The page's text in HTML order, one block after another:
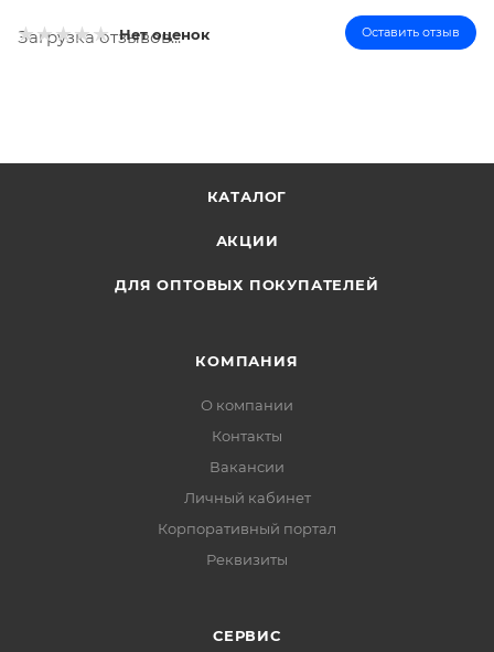
Нет оценок Оставить отзыв
Загрузка отзывов...
КАТАЛОГ
АКЦИИ
ДЛЯ ОПТОВЫХ ПОКУПАТЕЛЕЙ
КОМПАНИЯ
О компании
Контакты
Вакансии
Личный кабинет
Корпоративный портал
Реквизиты
СЕРВИС